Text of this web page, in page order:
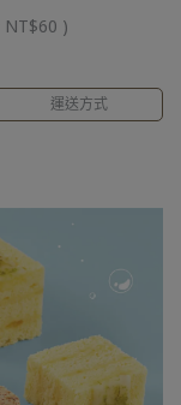
NT$60 )
運送方式